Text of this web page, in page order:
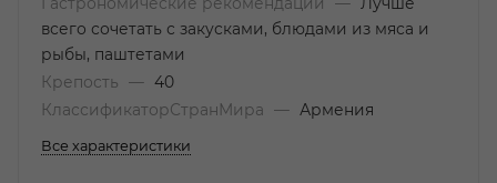
всего сочетать с закусками, блюдами из мяса и
рыбы, паштетами
Крепость
— 40
КлассификаторСтранМира
— Армения
Все характеристики